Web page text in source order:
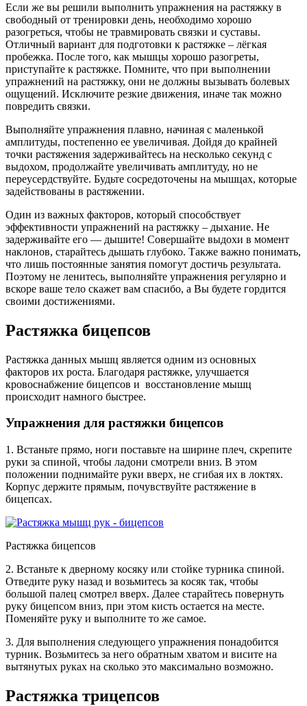
Если же вы решили выполнить упражнения на растяжку в
свободный от тренировки день, необходимо хорошо
разогреться, чтобы не травмировать связки и суставы.
Отличный вариант для подготовки к растяжке – лёгкая
пробежка. После того, как мышцы хорошо разогреты,
приступайте к растяжке. Помните, что при выполнении
упражнений на растяжку, они не должны вызывать болевых
ощущений. Исключите резкие движения, иначе так можно
повредить связки.
Выполняйте упражнения плавно, начиная с маленькой
амплитуды, постепенно ее увеличивая. Дойдя до крайней
точки растяжения задерживайтесь на несколько секунд с
выдохом, продолжайте увеличивать амплитуду, но не
переусердствуйте. Будьте сосредоточены на мышцах, которые
задействованы в растяжении.
Один из важных факторов, который способствует
эффективности упражнений на растяжку – дыхание. Не
задерживайте его — дышите! Совершайте выдохи в момент
наклонов, старайтесь дышать глубоко. Также важно понимать,
что лишь постоянные занятия помогут достичь результата.
Поэтому не ленитесь, выполняйте упражнения регулярно и
вскоре ваше тело скажет вам спасибо, а Вы будете гордится
своими достижениями.
Растяжка бицепсов
Растяжка данных мышц является одним из основных
факторов их роста. Благодаря растяжке, улучшается
кровоснабжение бицепсов и восстановление мышц
происходит намного быстрее.
Упражнения для растяжки бицепсов
1. Встаньте прямо, ноги поставьте на ширине плеч, скрепите
руки за спиной, чтобы ладони смотрели вниз. В этом
положении поднимайте руки вверх, не сгибая их в локтях.
Корпус держите прямым, почувствуйте растяжение в
бицепсах.
Растяжка бицепсов
2. Встаньте к дверному косяку или стойке турника спиной.
Отведите руку назад и возьмитесь за косяк так, чтобы
большой палец смотрел вверх. Далее старайтесь повернуть
руку бицепсом вниз, при этом кисть остается на месте.
Поменяйте руку и выполните то же самое.
3. Для выполнения следующего упражнения понадобится
турник. Возьмитесь за него обратным хватом и висите на
вытянутых руках на сколько это максимально возможно.
Растяжка трицепсов